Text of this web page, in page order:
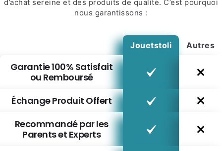
d’achat sereine et des produits de qualité. C’est pourquoi
nous garantissons :
Jouetstoli Autres
Garantie 100% Satisfait
ou Remboursé
Échange Produit Offert
Recommandé par les
Parents et Experts